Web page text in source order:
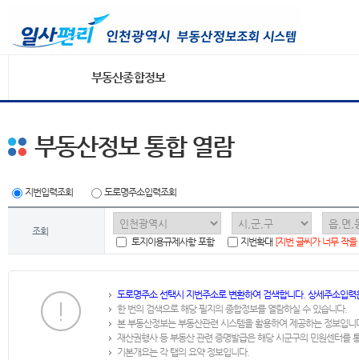
부동산종합정보
부동산정보 통합 열람
지번입력조회 도로명주소입력조회
조회
토지이용규제사항 포함
지번확대 [지번 글씨가 너무 작
도로명주소 선택시 지번주소로 변환하여 검색합니다. 상세주소입
한 번의 검색으로 해당 필지의 종합정보를 열람하실 수 있습니다.
본 부동산정보는 부동산관련 시스템을 활용하여 제공하는 정보입니
재산권행사 등 부동산 관련 증명발급은 해당 시군구의 민원센터를
기본개요는 각 탭의 요약 정보입니다.